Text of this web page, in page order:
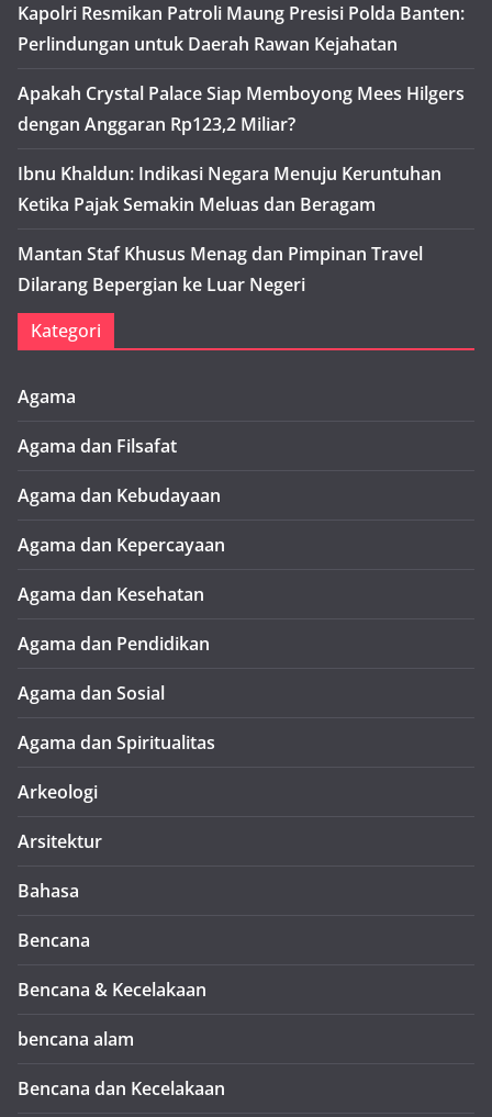
Kapolri Resmikan Patroli Maung Presisi Polda Banten:
Perlindungan untuk Daerah Rawan Kejahatan
Apakah Crystal Palace Siap Memboyong Mees Hilgers
dengan Anggaran Rp123,2 Miliar?
Ibnu Khaldun: Indikasi Negara Menuju Keruntuhan
Ketika Pajak Semakin Meluas dan Beragam
Mantan Staf Khusus Menag dan Pimpinan Travel
Dilarang Bepergian ke Luar Negeri
Kategori
Agama
Agama dan Filsafat
Agama dan Kebudayaan
Agama dan Kepercayaan
Agama dan Kesehatan
Agama dan Pendidikan
Agama dan Sosial
Agama dan Spiritualitas
Arkeologi
Arsitektur
Bahasa
Bencana
Bencana & Kecelakaan
bencana alam
Bencana dan Kecelakaan